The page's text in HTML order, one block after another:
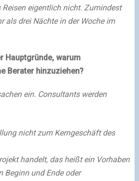
eigentlich nicht. Zumindest
als drei Nächte in der Woche im
Hauptgründe, warum
Berater hinzuziehen?
ein. Consultants werden
nicht zum Kerngeschäft des
handelt, das heißt ein Vorhaben
Beginn und Ende oder